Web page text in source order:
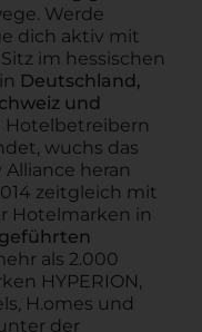
Werde
dich aktiv mit
im hessischen
Deutschland,
und
Hotelbetreibern
wuchs das
heran
zeitgleich mit
Hotelmarken in
als 2.000
HYPERION,
H.omes und
der